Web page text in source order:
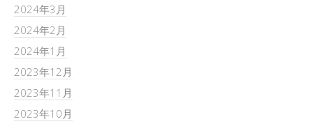
2024年3月
2024年2月
2024年1月
2023年12月
2023年11月
2023年10月